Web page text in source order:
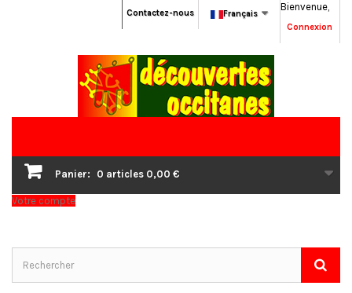
Bienvenue,
Connexion
Français
Contactez-nous
Panier: 0 articles 0,00 €
Votre compte